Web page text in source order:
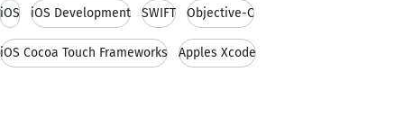
iOS iOS Development SWIFT Objective-C
iOS Cocoa Touch Frameworks Apples Xcode